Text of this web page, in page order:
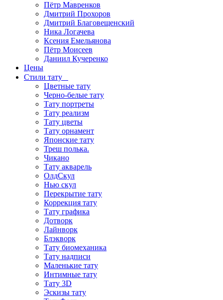
Пётр Мавренков
Дмитрий Прохоров
Дмитрий Благовещенский
Ника Логачева
Ксения Емельянова
Пётр Моисеев
Даниил Кучеренко
Цены
Стили тату
Цветные тату
Черно-белые тату
Тату портреты
Тату реализм
Тату цветы
Тату орнамент
Японские тату
Треш полька.
Чикано
Тату акварель
ОлдСкул
Нью скул
Перекрытие тату
Коррекция тату
Тату графика
Дотворк
Лайнворк
Блэкворк
Тату биомеханика
Тату надписи
Маленькие тату
Интимные тату
Тату 3D
Эскизы тату